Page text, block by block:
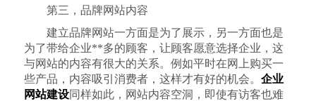
第三，品牌网站内容
建立品牌网站一方面是为了展示，另一方面也是
为了带给企业**多的顾客，让顾客愿意选择企业，这
与网站的内容有很大的关系。例如平时在网上购买一
些产品，内容吸引消费者，这样才有好的机会。 企业
网站建设同样如此，网站内容空洞，即使有访客也难